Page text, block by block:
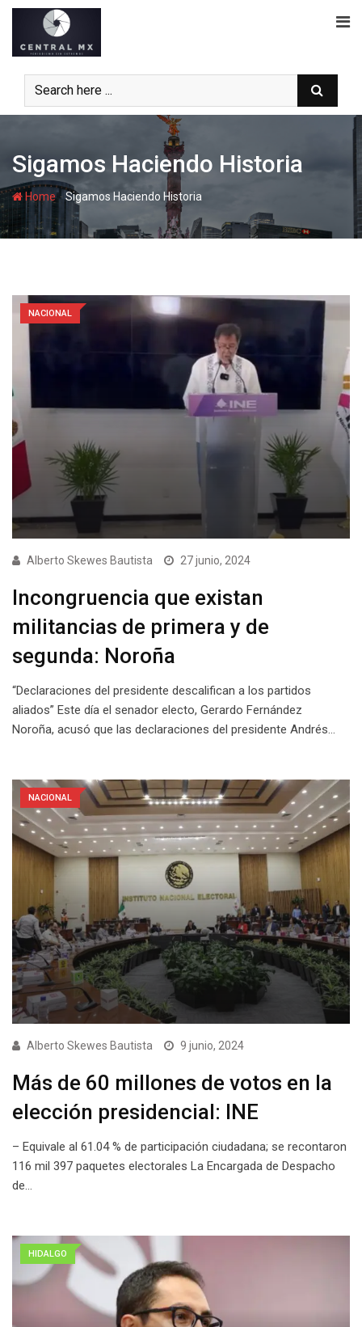
Skip
content
Sigamos Haciendo Historia
Home-Sigamos Haciendo Historia
NACIONAL
Alberto Skewes Bautista 27 junio, 2024
Incongruencia que existan
militancias de primera y de
segunda: Noroña
“Declaraciones del presidente descalifican a los partidos
aliados” Este día el senador electo, Gerardo Fernández
Noroña, acusó que las declaraciones del presidente Andrés…
NACIONAL
Alberto Skewes Bautista 9 junio, 2024
Más de 60 millones de votos en la
elección presidencial: INE
– Equivale al 61.04 % de participación ciudadana; se recontaron
116 mil 397 paquetes electorales La Encargada de Despacho
de…
HIDALGO